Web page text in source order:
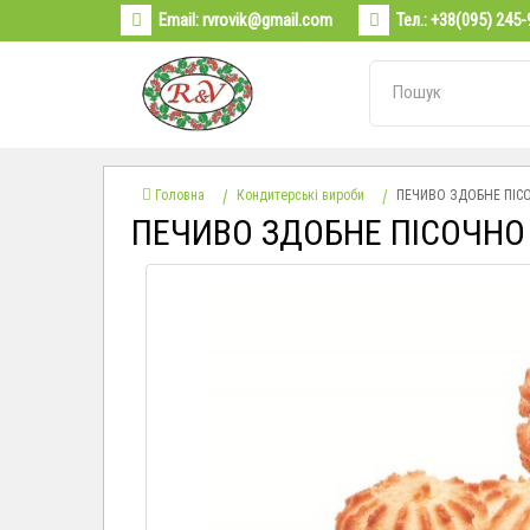
Email:rvrovik@gmail.com Тел.:+38(095)
Головна Кондитерські вироби ПЕЧИВО ЗДОБНЕ
ПЕЧИВО ЗДОБНЕ ПІСОЧНО